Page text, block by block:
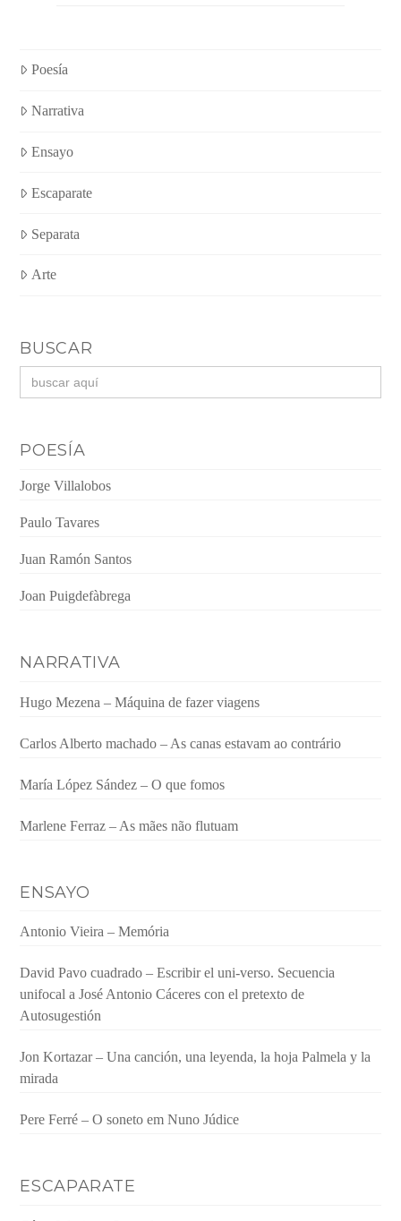
Poesía
Narrativa
Ensayo
Escaparate
Separata
Arte
BUSCAR
Buscar:
POESÍA
Jorge Villalobos
Paulo Tavares
Juan Ramón Santos
Joan Puigdefàbrega
NARRATIVA
Hugo Mezena – Máquina de fazer viagens
Carlos Alberto machado – As canas estavam ao contrário
María López Sández – O que fomos
Marlene Ferraz – As mães não flutuam
ENSAYO
Antonio Vieira – Memória
David Pavo cuadrado – Escribir el uni-verso. Secuencia
unifocal a José Antonio Cáceres con el pretexto de
Autosugestión
Jon Kortazar – Una canción, una leyenda, la hoja Palmela y la
mirada
Pere Ferré – O soneto em Nuno Júdice
ESCAPARATE